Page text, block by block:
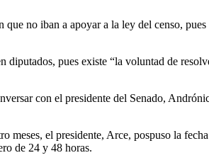
que no iban a apoyar a la ley del censo,
diputados, pues existe “la voluntad de
con el presidente del Senado,
meses, el presidente, Arce, pospuso la
de 24 y 48 horas.